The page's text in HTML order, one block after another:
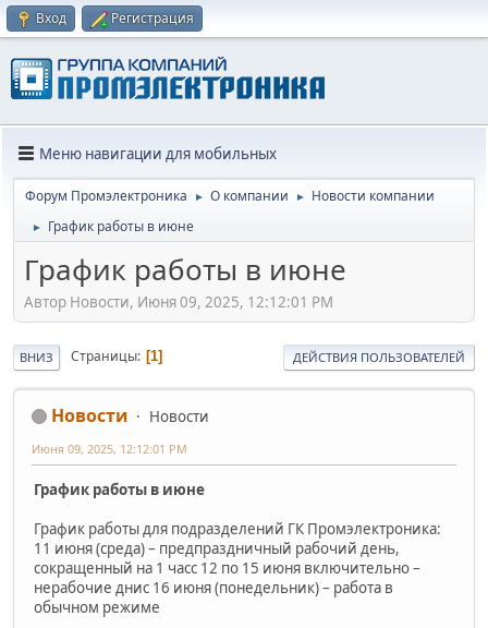
Вход Регистрация
Меню навигации для мобильных
Форум Промэлектроника ► О компании ► Новости компании
► График работы в июне
График работы в июне
Автор Новости, Июня 09, 2025, 12:12:01 PM
ВНИЗ Страницы 1 ДЕЙСТВИЯ ПОЛЬЗОВАТЕЛЕЙ
Новости Новости
Июня 09, 2025, 12:12:01 PM
График работы в июне
График работы для подразделений ГК Промэлектроника:
11 июня (среда) – предпраздничный рабочий день,
сокращенный на 1 часс 12 по 15 июня включительно –
нерабочие днис 16 июня (понедельник) – работа в
обычном режиме